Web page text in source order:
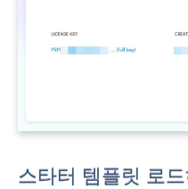
스타터 템플릿 로드